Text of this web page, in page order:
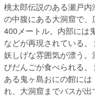
桃太郎伝説のある瀬戸
の中腹にある大洞窟で
400メートル。内部には
などが再現されている。
妖しげな雰囲気が漂う
びだんごが食べられる
ある鬼ヶ島おにの館に
れ、大洞窟までバスが出